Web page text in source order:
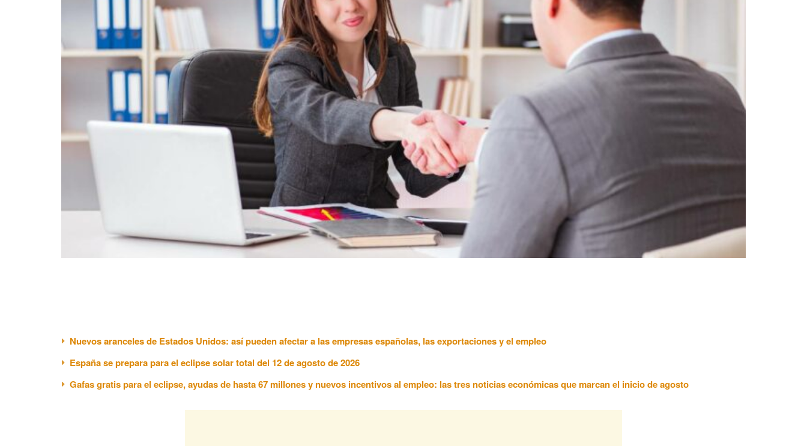
Nuevos aranceles de Estados Unidos: así pueden afectar a las empresas españolas, las exportaciones y el empleo
España se prepara para el eclipse solar total del 12 de agosto de 2026
Gafas gratis para el eclipse, ayudas de hasta 67 millones y nuevos incentivos al empleo: las tres noticias económicas que marcan el inicio de agosto